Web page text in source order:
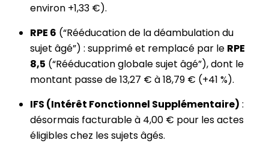
environ +1,33 €).
RPE 6 (“Rééducation de la déambulation du
sujet âgé”) : supprimé et remplacé par le RPE
8,5 (“Rééducation globale sujet âgé”), dont le
montant passe de 13,27 € à 18,79 € (+41 %).
IFS (Intérêt Fonctionnel Supplémentaire) :
désormais facturable à 4,00 € pour les actes
éligibles chez les sujets âgés.